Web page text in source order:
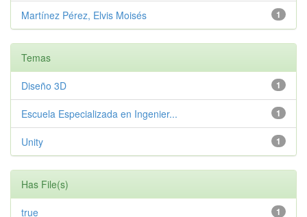
1
Martínez Pérez, Elvis Moisés
Temas
1
Diseño 3D
1
Escuela Especializada en Ingenier...
1
Unity
Has File(s)
1
true